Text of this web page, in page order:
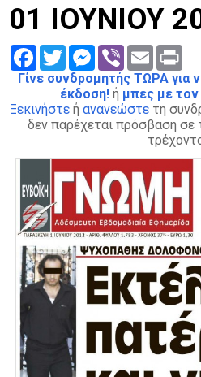
01 ΙΟΥΝΙΟΥ
FacebookTwitter Messenger
Viber Email
Γίνε συνδρομητής ΤΩΡΑ για
έκδοση!ή μπες με τον
Ξεκινήστεή ανανεώστετη
δεν παρέχεται πρόσβαση σε